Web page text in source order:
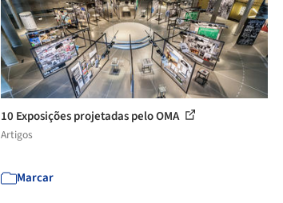
10 Exposições projetadas pelo OMA
Artigos
Marcar